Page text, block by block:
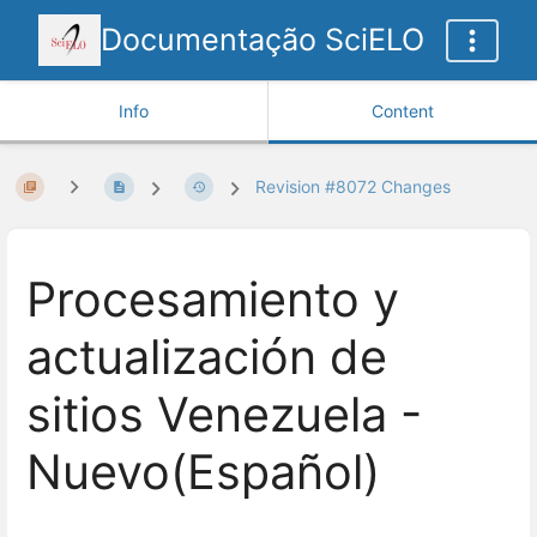
Documentação SciELO
Info Content
Revision #8072 Changes
Procesamiento y
actualización de
sitios Venezuela -
Nuevo(Español)